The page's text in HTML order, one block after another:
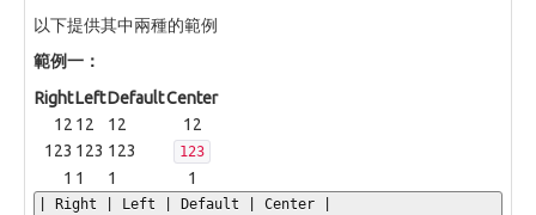
以下提供其中兩種的範例
範例一：
RightLeftDefaultCenter
12 12 12
12
123 123 123 123
1 1 1 1
| Right | Left | Default | Center |